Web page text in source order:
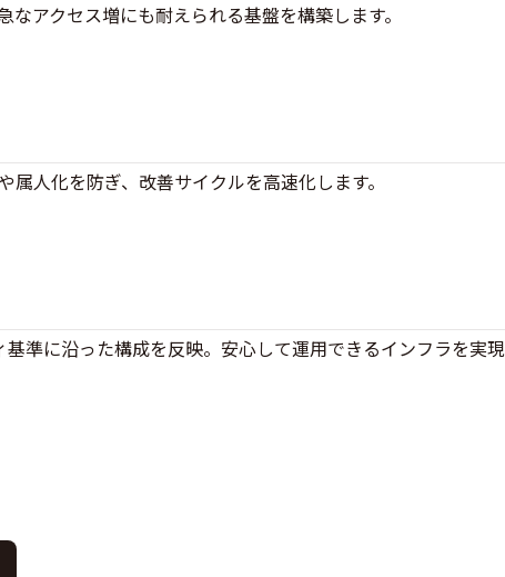
アクセス増にも耐えられる基盤を構築します。
人化を防ぎ、改善サイクルを高速化します。
準に沿った構成を反映。安心して運用できるインフラを実現